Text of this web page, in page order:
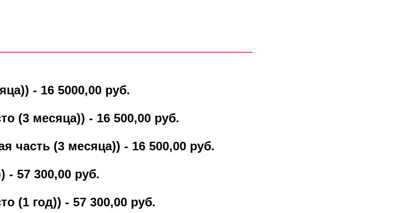
- 16 5000,00 руб.
(3 месяца)) - 16 500,00 руб.
часть (3 месяца)) - 16 500,00 руб.
- 57 300,00 руб.
(1 год)) - 57 300,00 руб.